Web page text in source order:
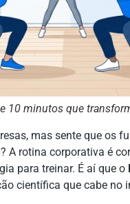
10 minutos que
mas sente que os
A rotina corporativa é
para treinar. É aí que o
científica que cabe no